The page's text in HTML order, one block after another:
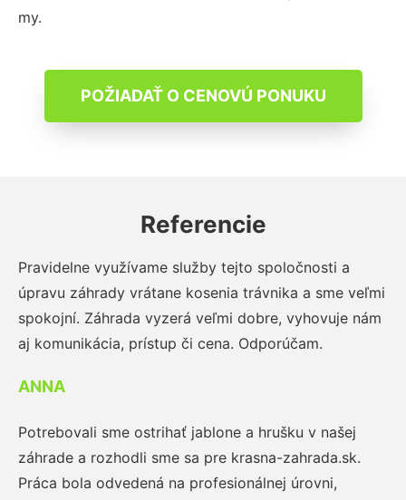
my.
POŽIADAŤ O CENOVÚ PONUKU
Referencie
Pravidelne využívame služby tejto spoločnosti a
úpravu záhrady vrátane kosenia trávnika a sme veľmi
spokojní. Záhrada vyzerá veľmi dobre, vyhovuje nám
aj komunikácia, prístup či cena. Odporúčam.
ANNA
Potrebovali sme ostrihať jablone a hrušku v našej
záhrade a rozhodli sme sa pre krasna-zahrada.sk.
Práca bola odvedená na profesionálnej úrovni,